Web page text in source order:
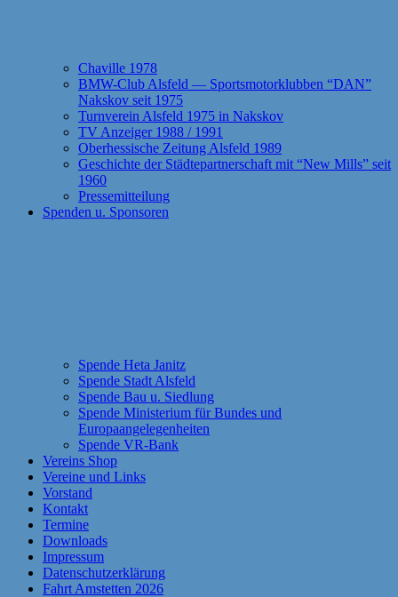
Chaville 1978
BMW-Club Alsfeld — Sportsmotorklubben “DAN”
Nakskov seit 1975
Turnverein Alsfeld 1975 in Nakskov
TV Anzeiger 1988 / 1991
Oberhessische Zeitung Alsfeld 1989
Geschichte der Städtepartnerschaft mit “New Mills” seit
1960
Pressemitteilung
Spenden u. Sponsoren
Spende Heta Janitz
Spende Stadt Alsfeld
Spende Bau u. Siedlung
Spende Ministerium für Bundes und
Europaangelegenheiten
Spende VR-Bank
Vereins Shop
Vereine und Links
Vorstand
Kontakt
Termine
Downloads
Impressum
Datenschutzerklärung
Fahrt Amstetten 2026